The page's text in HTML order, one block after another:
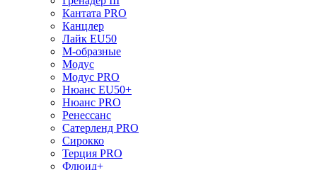
Кантата PRO
Канцлер
Лайк EU50
М-образные
Модус
Модус PRO
Нюанс EU50+
Нюанс PRO
Ренессанс
Сатерленд PRO
Сирокко
Терция PRO
Флюид+